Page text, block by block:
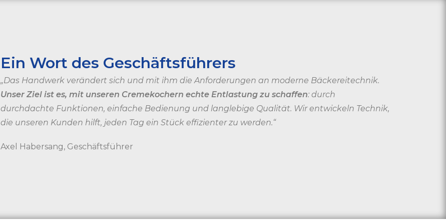
Ein Wort des Geschäftsführers
„Das Handwerk verändert sich und mit ihm die Anforderungen an moderne Bäckereitechnik.
Unser Ziel ist es, mit unseren Cremekochern echte Entlastung zu schaffen: durch
durchdachte Funktionen, einfache Bedienung und langlebige Qualität. Wir entwickeln Technik,
die unseren Kunden hilft, jeden Tag ein Stück effizienter zu werden.“
Axel Habersang, Geschäftsführer